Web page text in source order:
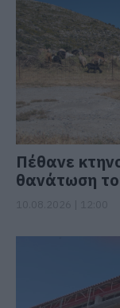
Πέθανε
θανάτωση